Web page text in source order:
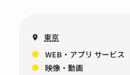
東京
WEB・アプリ サービス
映像・動画